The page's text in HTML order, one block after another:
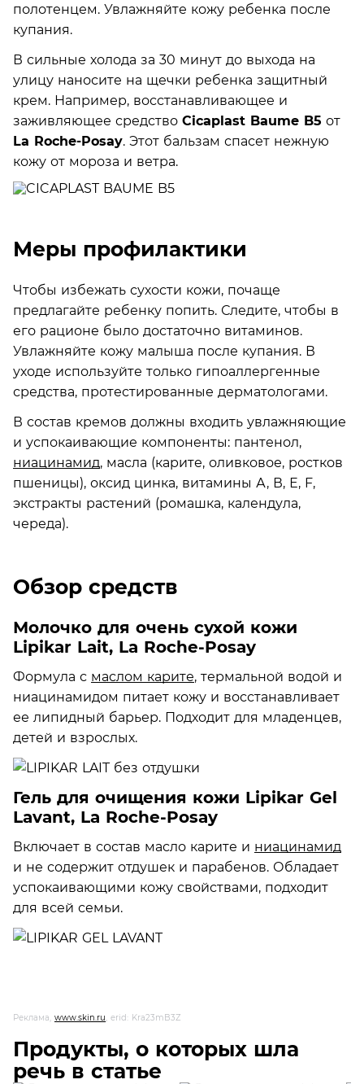
полотенцем. Увлажняйте кожу ребенка после
купания.
В сильные холода за 30 минут до выхода на
улицу наносите на щечки ребенка защитный
крем. Например, восстанавливающее и
заживляющее средство Cicaplast Baume B5 от
La Roche-Posay. Этот бальзам спасет нежную
кожу от мороза и ветра.
Меры профилактики
Чтобы избежать сухости кожи, почаще
предлагайте ребенку попить. Следите, чтобы в
его рационе было достаточно витаминов.
Увлажняйте кожу малыша после купания. В
уходе используйте только гипоаллергенные
средства, протестированные дерматологами.
В состав кремов должны входить увлажняющие
и успокаивающие компоненты: пантенол,
ниацинамид, масла (карите, оливковое, ростков
пшеницы), оксид цинка, витамины А, В, Е, F,
экстракты растений (ромашка, календула,
череда).
Обзор средств
Молочко для очень сухой кожи
Lipikar Lait, La Roche-Posay
Формула с маслом карите, термальной водой и
ниацинамидом питает кожу и восстанавливает
ее липидный барьер. Подходит для младенцев,
детей и взрослых.
Гель для очищения кожи Lipikar Gel
Lavant, La Roche-Posay
Включает в состав масло карите и ниацинамид
и не содержит отдушек и парабенов. Обладает
успокаивающими кожу свойствами, подходит
для всей семьи.
Реклама, www.skin.ru, erid: Kra23mB3Z
Продукты, о которых шла
речь в статье